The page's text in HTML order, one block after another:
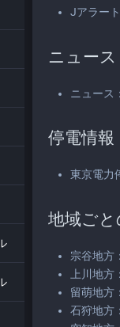
Jアラート
ニュース
ニュース：
停電情報
東京電力
地域ごと
宗谷地方：
上川地方：
留萌地方：
石狩地方：